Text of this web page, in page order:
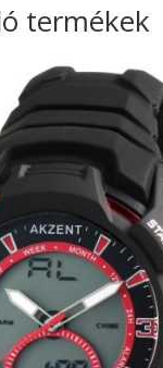
termékek